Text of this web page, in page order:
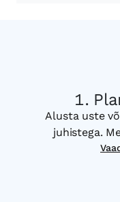
Alusta uste
juhistega.